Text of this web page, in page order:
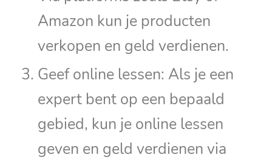
Amazon kun je producten
verkopen en geld verdienen.
Geef online lessen: Als je een
expert bent op een bepaald
gebied, kun je online lessen
geven en geld verdienen via